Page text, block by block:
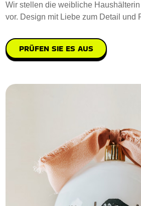
Wir stellen die weibliche
vor. Design mit Liebe zum Detail und
PRÜFEN SIE ES AUS